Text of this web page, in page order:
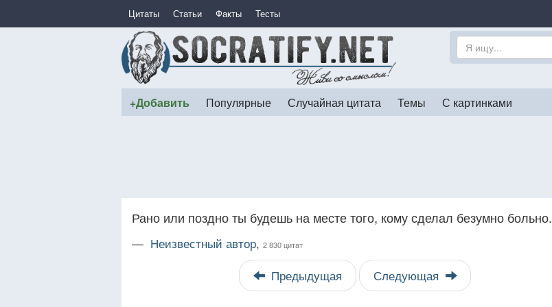
Цитаты Статьи Факты Тесты
+Добавить Популярные Случайная цитата Темы С картинками
Рано или поздно ты будешь на месте того, кому сделал безумно больно.
— Неизвестный автор, 2 830 цитат
Предыдущая Следующая